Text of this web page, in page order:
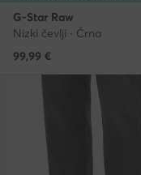
G-Star Raw
Nizki čevlji · Črna
99,99 €